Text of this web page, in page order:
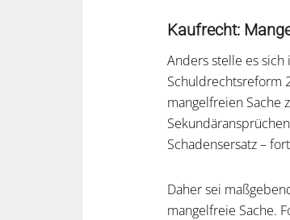
Kaufrecht:
Anders stelle es sich
Schuldrechtsreform
mangelfreien Sache
Schadensersatz –
Daher sei
mangelfreie Sache.